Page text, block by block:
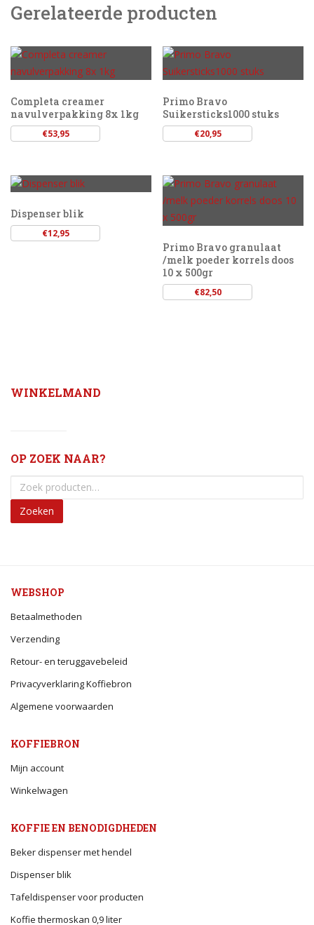
Gerelateerde producten
Completa creamer
navulverpakking 8x 1kg
€53,95
Primo Bravo
Suikersticks1000 stuks
€20,95
Dispenser blik
€12,95
Primo Bravo granulaat
/melk poeder korrels doos
10 x 500gr
€82,50
WINKELMAND
OP ZOEK NAAR?
Zoeken
WEBSHOP
Betaalmethoden
Verzending
Retour- en teruggavebeleid
Privacyverklaring Koffiebron
Algemene voorwaarden
KOFFIEBRON
Mijn account
Winkelwagen
KOFFIE EN BENODIGDHEDEN
Beker dispenser met hendel
Dispenser blik
Tafeldispenser voor producten
Koffie thermoskan 0,9 liter